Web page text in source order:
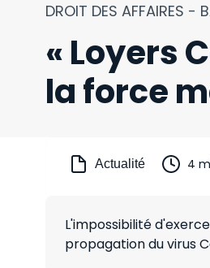
DROIT DES AFFAIRES -
« Loyers
la force
Actualité 4
L'impossibilité
propagation du virus